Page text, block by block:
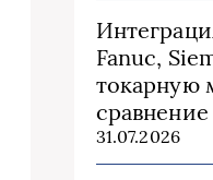
Fanuc,
токарную
31.07.2026